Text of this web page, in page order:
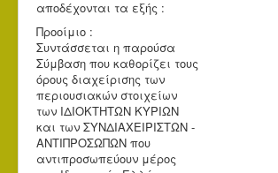
αποδέχονται τα εξής :
Προοίμιο :
Συντάσσεται η παρούσα
Σύμβαση που καθορίζει τους
όρους διαχείρισης των
περιουσιακών στοιχείων
των ΙΔΙΟΚΤΗΤΩΝ ΚΥΡΙΩΝ
και των ΣΥΝΔΙΑΧΕΙΡΙΣΤΩΝ -
ΑΝΤΙΠΡΟΣΩΠΩΝ που
αντιπροσωπεύουν μέρος